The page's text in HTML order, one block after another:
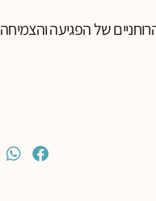
של הפגיעה והצמיחה